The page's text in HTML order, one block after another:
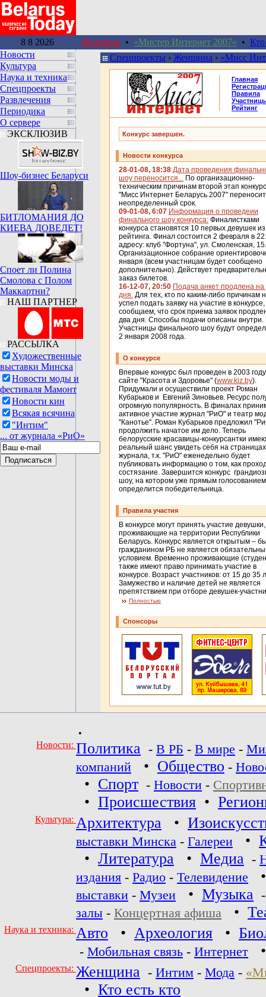
8 8 2026 Женщина • «Мистер Интернет 2007» • Кто
Новости
Культура
Наука и техника
Спецпроекты
Развлечения
Периодика
О сервере
ЭКСКЛЮЗИВ
Шоу-бизнес Беларуси
БИТЛОМАНИЯ ДО
КИЕВА ДОВЕДЕТ!
Споет ли Полина
Смолова с Полом
Маккартни?
НАШ ПАРТНЕР
РАССЫЛКА
Художественные
выставки Минска
Новости моды и
фестиваля Мамонт
Новости кин
Всякая всячина
"Интим"
... от журнала «РиО»
Спецпроекты › Женщина › «Мисс
Главная
Правила
Рейтинг
Конкурс завершен.
Новости конкурса
28-01-08, 18:38 Дата проведения
шоу переносится... По организационно-
техническим причинам второй этап
"Мисс Интернет Беларусь 2007"
неопределенный срок.
09-01-08, 6:07 Информация о проведеии
финального шоу конкурса: Финалистками
конкурса становятся 10 первых девушек из
рейтинга. Финал состоится 2 февраля в
адресу: клуб "Фортуна", ул. Смоленская, 15.
Организационное собрание
января (всем участницам будет сообщено
дополнительно). Действует
заказ билетов.
16-12-07, 20:50 Подача анкет продлена на
дня. Для тех, кто по каким-либо причинам
успел подать заявку на участие в конкурсе,
сообщаем, что срок приема заявок
два дня. Способы подачи описаны внутри.
Участницы финального шоу будут
2 января 2008 года.
О конкурсе
Впервые конкурс был проведен в 2003
сайте "Красота и Здоровье" (www.kiz.by).
Придумали и осуществили проект Роман
Кубарьков и Евгений Зиновьев. Ресурс
огромную популярность. В финалах
активное участие журнал "РиО" и театр
"Канотье". Роман Кубарьков предложил
продолжить начатое им дело. Теперь
белорусские красавицы-конкурсантки
реальный шанс увидеть себя на страницах
журнала, т.к. "РиО" еженедельно будет
публиковать информацию о том, как
состязание. Завершится конкурс
шоу, на котором уже прямым голосованием
определится победительница.
Правила участия
В конкурсе могут принять участие девушки,
проживающие на территории Республики
Беларусь. Конкурс является открытым –
гражданином РБ не является
условием. Временно проживающие
также имеют право принимать участие в
конкурсе. Возраст участников: от 15 до 35
Замужество и наличие детей не является
препятствием при отборе девушек-
Полностью
Спонсоры
•
Новости: Политика - В РБ - В мире -
компаний
• Общество -
• Спорт - Новости -
• Происшествия •
Культура: Архитектура •
выставки Минска - Галереи •
• Литература • Медиа -
издания - Радио - Телевидение
выставки - Музеи • Музыка
залы - Концертная афиша •
Наука и техника: Авто • Археология •
- Мобильная связь - Интернет
Спецпроекты: Женщина - Интим - Мода -
• Кто есть кто